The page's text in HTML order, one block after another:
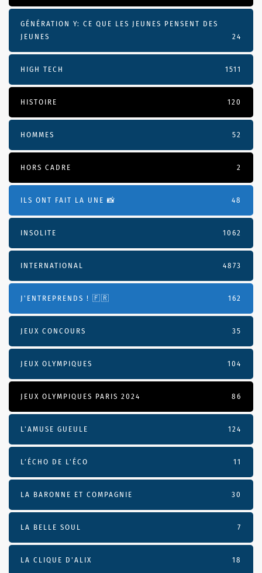
GÉNÉRATION Y: CE QUE LES JEUNES PENSENT DES
JEUNES
24
HIGH TECH 1511
HISTOIRE 120
HOMMES 52
HORS CADRE 2
ILS ONT FAIT LA UNE 📸 48
INSOLITE 1062
INTERNATIONAL 4873
J'ENTREPRENDS ! 🇫🇷 162
JEUX CONCOURS 35
JEUX OLYMPIQUES 104
JEUX OLYMPIQUES PARIS 2024 86
L'AMUSE GUEULE 124
L’ÉCHO DE L’ÉCO 11
LA BARONNE ET COMPAGNIE 30
LA BELLE SOUL 7
LA CLIQUE D'ALIX 18